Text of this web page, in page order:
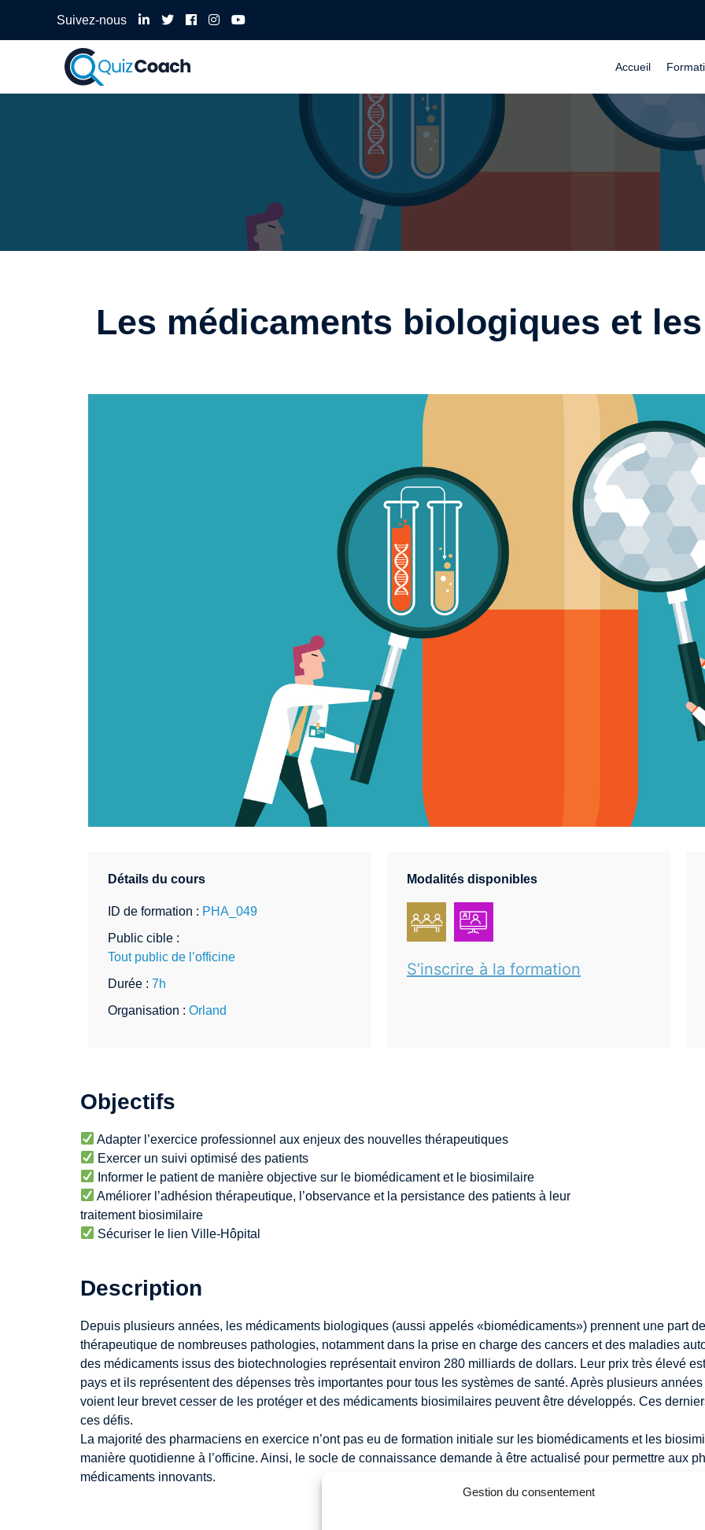
Gestion du consentement
Suivez-nous
Accueil
Les médicaments biologiques et
Détails du cours
ID de formation : PHA_049
Public cible :
Tout public de l’officine
Durée : 7h
Organisation : Orland
Modalités disponibles
S’inscrire à la formation
Objectifs
Adapter l’exercice professionnel aux enjeux des nouvelles thérapeutiques
Exercer un suivi optimisé des patients
Informer le patient de manière objective sur le biomédicament et le biosimilaire
Améliorer l’adhésion thérapeutique, l’observance et la persistance des patients à leur
traitement biosimilaire
Sécuriser le lien Ville-Hôpital
Description
Depuis plusieurs années, les médicaments biologiques (aussi appelés «biomédicaments») prennent une part
thérapeutique de nombreuses pathologies, notamment dans la prise en charge des cancers et des maladies
des médicaments issus des biotechnologies représentait environ 280 milliards de dollars. Leur prix très élevé
pays et ils représentent des dépenses très importantes pour tous les systèmes de santé. Après plusieurs
voient leur brevet cesser de les protéger et des médicaments biosimilaires peuvent être développés. Ces
ces défis.
La majorité des pharmaciens en exercice n’ont pas eu de formation initiale sur les biomédicaments et les
manière quotidienne à l’officine. Ainsi, le socle de connaissance demande à être actualisé pour permettre aux
médicaments innovants.